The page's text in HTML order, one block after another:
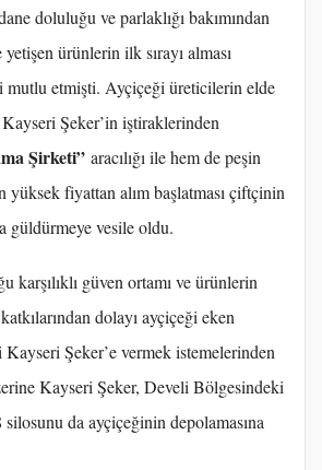
doluluğu ve parlaklığı bakımından
ürünlerin ilk sırayı alması
mutlu etmişti. Ayçiçeği üreticilerin elde
Şeker’in iştiraklerinden
Şirketi” aracılığı ile hem de peşin
yüksek fiyattan alım başlatması çiftçinin
güldürmeye vesile oldu.
karşılıklı güven ortamı ve ürünlerin
dolayı ayçiçeği eken
Şeker’e vermek istemelerinden
Kayseri Şeker, Develi Bölgesindeki
silosunu da ayçiçeğinin depolamasına